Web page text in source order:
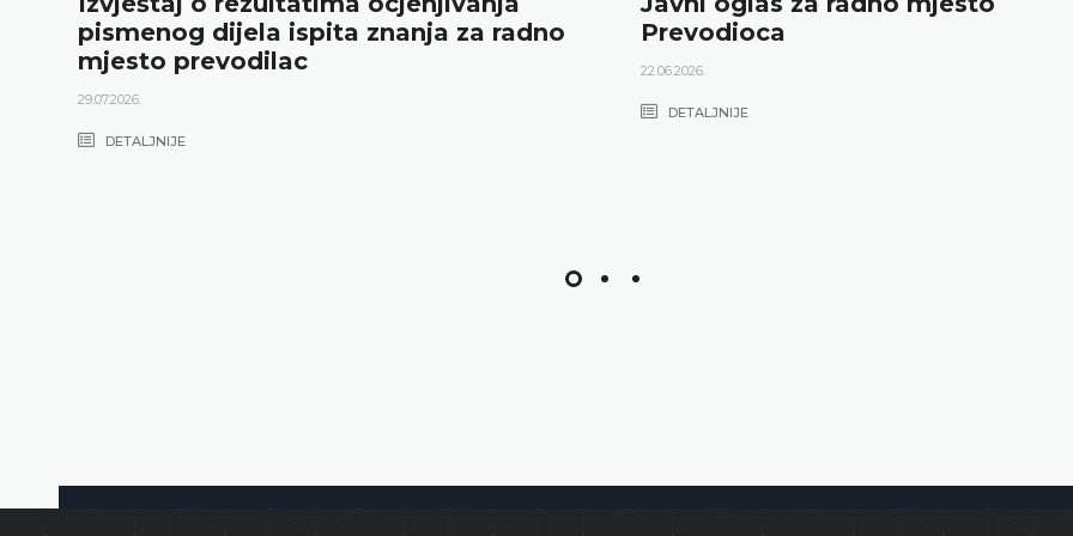
pismenog dijela ispita znanja za radno
mjesto prevodilac
29.07.2026.
DETALJNIJE
Prevodioca
22.06.2026.
DETALJNIJE